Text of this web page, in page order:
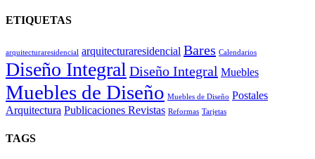
ETIQUETAS
arquitecturaresidencial arquitecturaresidencial Bares Calendarios
Diseño Integral Diseño Integral Muebles
Muebles de Diseño Muebles de Diseño Postales
Arquitectura Publicaciones Revistas Reformas Tarjetas
TAGS